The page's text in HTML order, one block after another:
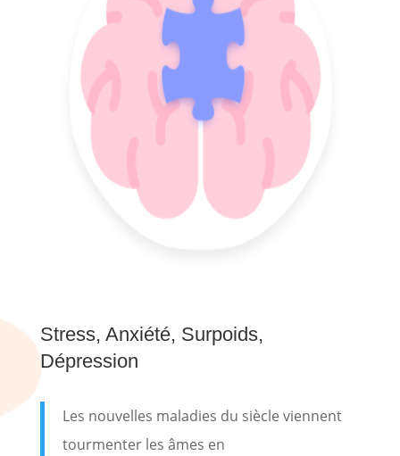
Stress, Anxiété, Surpoids,
Dépression
Les nouvelles maladies du siècle viennent
tourmenter les âmes en